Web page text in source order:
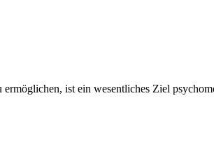
ist ein wesentliches Ziel